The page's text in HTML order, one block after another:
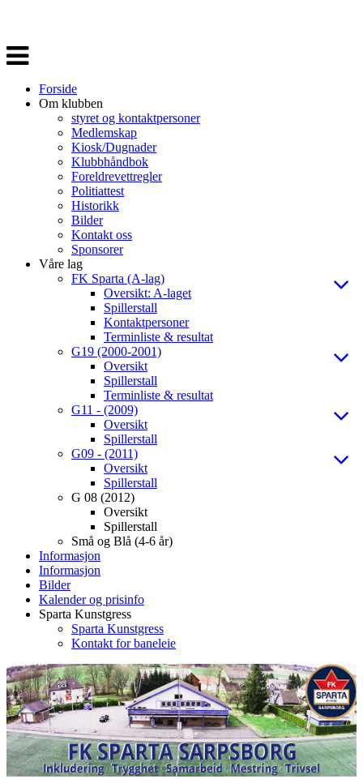
Veksle
navigasjon
Forside
Om klubben
styret og kontaktpersoner
Medlemskap
Kiosk/Dugnader
Klubbhåndbok
Foreldrevettregler
Politiattest
Historikk
Bilder
Kontakt oss
Sponsorer
Våre lag
FK Sparta (A-lag)
Oversikt: A-laget
Spillerstall
Kontaktpersoner
Terminliste & resultat
G19 (2000-2001)
Oversikt
Spillerstall
Terminliste & resultat
G11 - (2009)
Oversikt
Spillerstall
G09 - (2011)
Oversikt
Spillerstall
G 08 (2012)
Oversikt
Spillerstall
Små og Blå (4-6 år)
Informasjon
Informasjon
Bilder
Kalender og prisinfo
Sparta Kunstgress
Sparta Kunstgress
Kontakt for baneleie